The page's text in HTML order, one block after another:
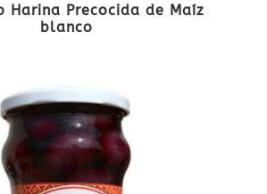
Harina Precocida de Maíz
blanco